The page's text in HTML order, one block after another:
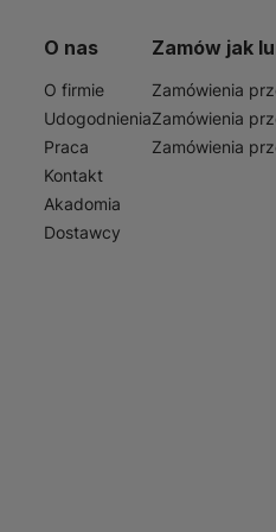
Niezależnie od tego,
wyborem, który spełni
O nas
O firmie
Udogodnienia
Praca
Kontakt
Akadomia
Dostawcy
Zamów jak
Zamówienia
Zamówienia
Zamówienia